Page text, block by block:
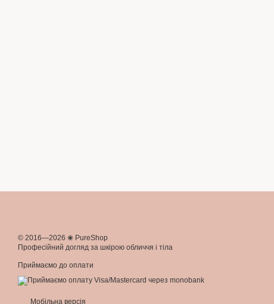
© 2016—2026 ❀ PureShop
Професійний догляд за шкірою обличчя і тіла
Приймаємо до оплати
Мобільна версія